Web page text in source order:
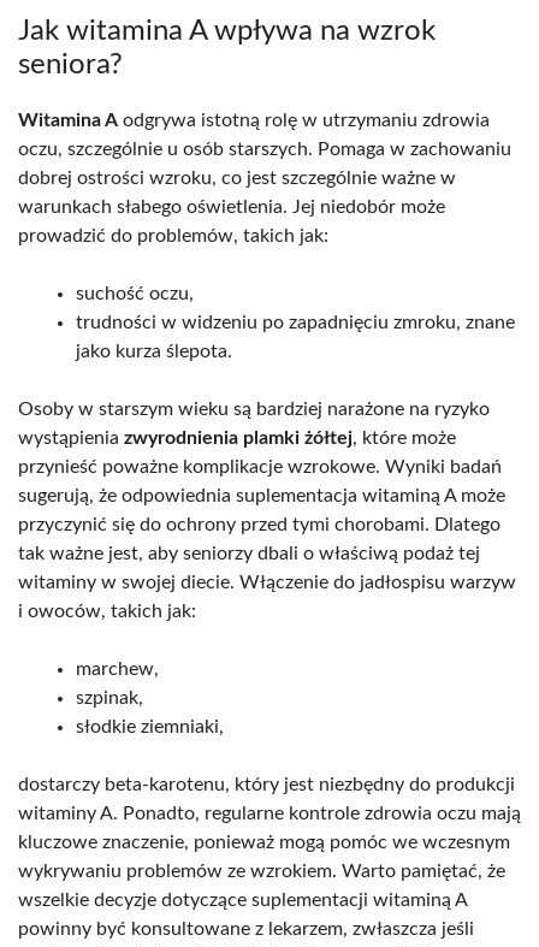
Jak witamina A wpływa na wzrok
seniora?
Witamina A odgrywa istotną rolę w utrzymaniu zdrowia
oczu, szczególnie u osób starszych. Pomaga w zachowaniu
dobrej ostrości wzroku, co jest szczególnie ważne w
warunkach słabego oświetlenia. Jej niedobór może
prowadzić do problemów, takich jak:
suchość oczu,
trudności w widzeniu po zapadnięciu zmroku, znane
jako kurza ślepota.
Osoby w starszym wieku są bardziej narażone na ryzyko
wystąpienia zwyrodnienia plamki żółtej, które może
przynieść poważne komplikacje wzrokowe. Wyniki badań
sugerują, że odpowiednia suplementacja witaminą A może
przyczynić się do ochrony przed tymi chorobami. Dlatego
tak ważne jest, aby seniorzy dbali o właściwą podaż tej
witaminy w swojej diecie. Włączenie do jadłospisu warzyw
i owoców, takich jak:
marchew,
szpinak,
słodkie ziemniaki,
dostarczy beta-karotenu, który jest niezbędny do produkcji
witaminy A. Ponadto, regularne kontrole zdrowia oczu mają
kluczowe znaczenie, ponieważ mogą pomóc we wczesnym
wykrywaniu problemów ze wzrokiem. Warto pamiętać, że
wszelkie decyzje dotyczące suplementacji witaminą A
powinny być konsultowane z lekarzem, zwłaszcza jeśli